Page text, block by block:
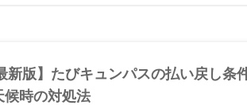
新版】たびキュンパスの払い戻し条
候時の対処法